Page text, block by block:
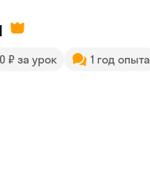
₽ за урок 1 год опыта